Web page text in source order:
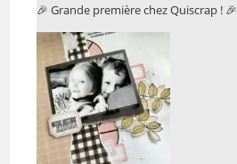
🎉 Grande première chez Quiscrap ! 🎉